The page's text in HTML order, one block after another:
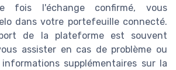
fois l'échange confirmé, vous
dans votre portefeuille connecté.
de la plateforme est souvent
assister en cas de problème ou
supplémentaires sur la